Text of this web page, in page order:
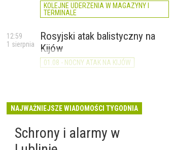
KOLEJNE UDERZENIA W MAGAZYNY I
TERMINALE
Rosyjski atak balistyczny na
Kijów
01.08 - NOCNY ATAK NA KIJÓW
12:59
1 sierpnia
NAJWAŻNIEJSZE WIADOMOŚCI TYGODNIA
Schrony i alarmy w